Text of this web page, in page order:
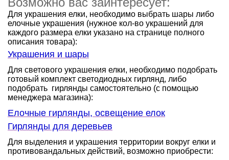
Для украшения елки, необходимо выбрать шары либо
елочные украшения (нужное кол-во украшений для
каждого размера елки указано на странице полного
описания товара):
Украшения и шары
Для светового украшения елки, необходимо подобрать
готовый комплект светодиодных гирлянд, либо
подобрать гирлянды самостоятельно (с помощью
менеджера магазина):
Елочные гирлянды, освещение елок
Гирлянды для деревьев
Для выделения и украшения территории вокруг елки и
противовандальных действий, возможно приобрести: